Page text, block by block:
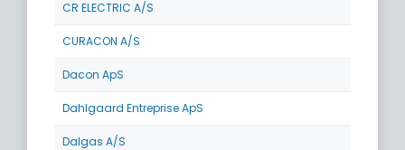
CR ELECTRIC A/S
CURACON A/S
Dacon ApS
Dahlgaard Entreprise ApS
Dalgas A/S